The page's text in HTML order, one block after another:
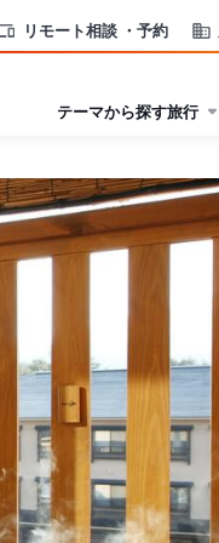
リモート相談 ・予約
テーマから探す旅行